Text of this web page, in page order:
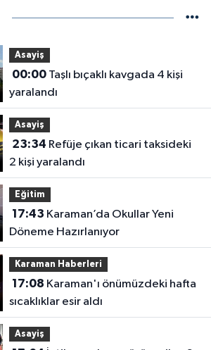
Asayiş
00:00Taşlı bıçaklı kavgada 4 kişi
yaralandı
Asayiş
23:34
2 kişi yaralandı
Eğitim
17:43
Döneme Hazırlanıyor
Karaman Haberleri
17:08
sıcaklıklar esir aldı
Asayiş